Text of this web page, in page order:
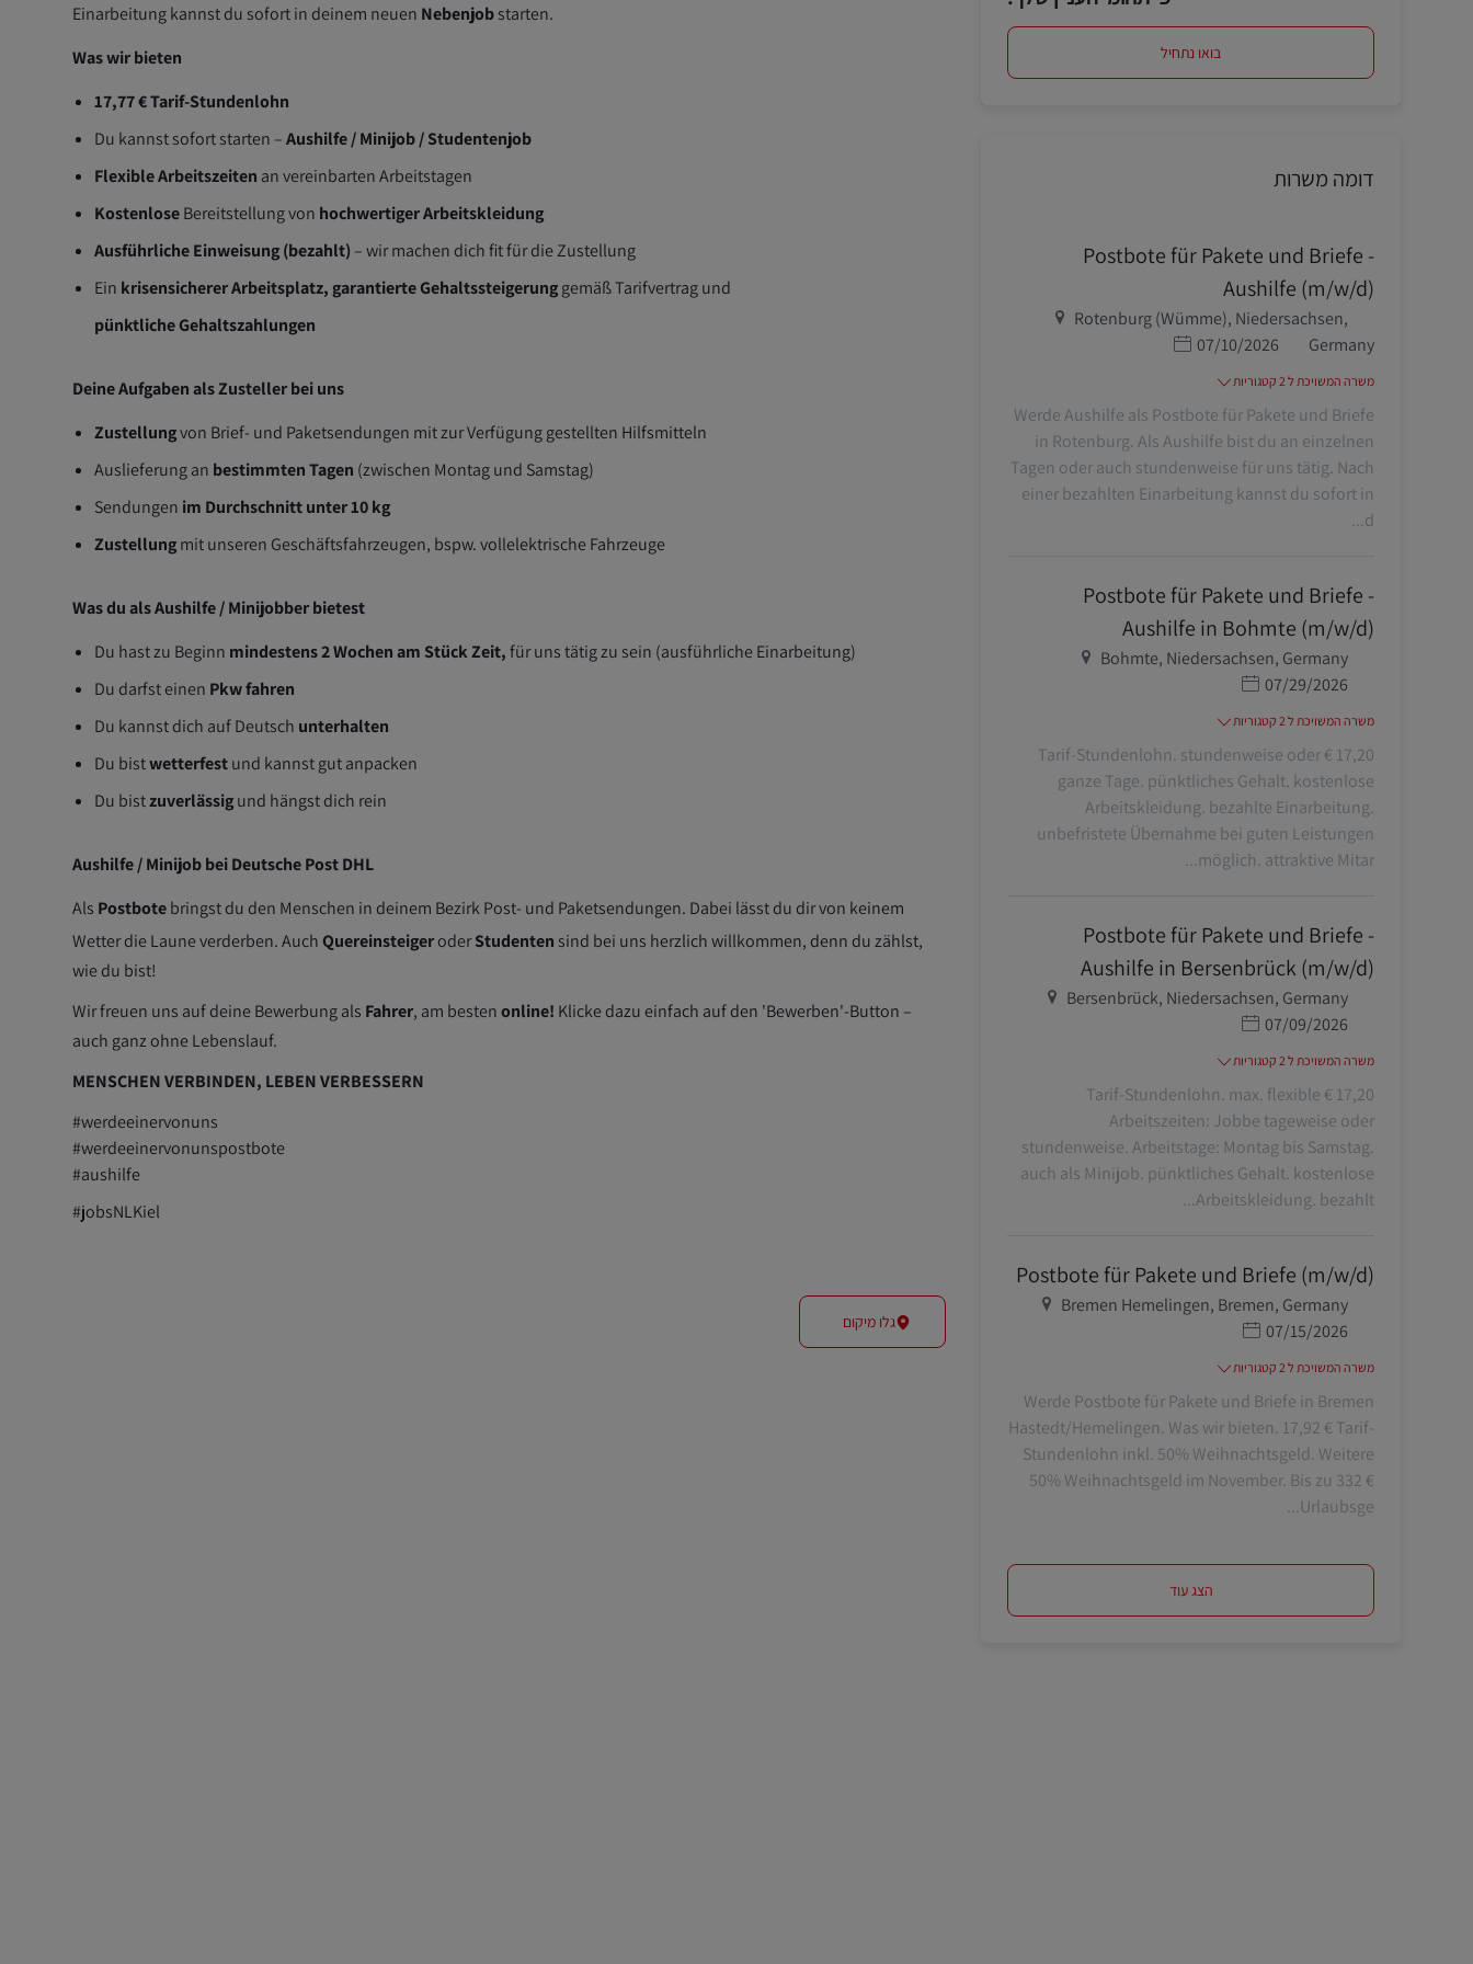
Einarbeitung kannst du sofort in deinem neuen Nebenjobstarten.
Was wir bieten
17,77 € Tarif-Stundenlohn
Du kannst sofort starten –Aushilfe / Minijob / Studentenjob
Flexible Arbeitszeiten an vereinbarten Arbeitstagen
KostenloseBereitstellung von hochwertiger Arbeitskleidung
Ausführliche Einweisung (bezahlt) – wir machen dich fit für die Zustellung
Ein krisensicherer Arbeitsplatz, garantierte Gehaltssteigerunggemäß Tarifvertrag und
pünktliche Gehaltszahlungen
Deine Aufgaben als Zusteller bei uns
Zustellungvon Brief- und Paketsendungen mit zur Verfügung gestellten Hilfsmitteln
Auslieferung an bestimmten Tagen (zwischen Montag und Samstag)
Sendungen im Durchschnitt unter 10 kg
Zustellungmit unseren Geschäftsfahrzeugen, bspw. vollelektrische Fahrzeuge
Was du als Aushilfe / Minijobber bietest
Du hast zu Beginn mindestens 2 Wochen am Stück Zeit,für uns tätig zu sein (ausführliche Einarbeitung)
Du darfst einen Pkw fahren
Du kannst dich auf Deutsch unterhalten
Du bistwetterfestund kannst gut anpacken
Du bistzuverlässigund hängst dich rein
Aushilfe / Minijob bei Deutsche Post DHL
Als Postbotebringst du den Menschen in deinem Bezirk Post- und Paketsendungen. Dabei lässt du dir von keinem
Wetter die Laune verderben. AuchQuereinsteigeroderStudenten sind bei uns herzlich willkommen, denn du zählst,
wie du bist!
Wir freuen uns auf deine Bewerbung als Fahrer, am bestenonline! Klicke dazu einfach auf den 'Bewerben'-Button –
auch ganz ohne Lebenslauf.
MENSCHEN VERBINDEN, LEBEN VERBESSERN
#werdeeinervonuns
#werdeeinervonunspostbote
#aushilfe
#jobsNLKiel
גלו מיקום
בואו נתחיל
דומה משרות
Postbote für Pakete und Briefe -
Aushilfe (m/w/d)
מיקום
Rotenburg (Wümme), Niedersachsen,
Germany
תאריך פרסום
07/10/2026
משרה המשויכת ל 2 קטגוריות
Werde Aushilfe als Postbote für Pakete und Briefe
in Rotenburg. Als Aushilfe bist du an einzelnen
Tagen oder auch stundenweise für uns tätig. Nach
einer bezahlten Einarbeitung kannst du sofort in
d...
Postbote für Pakete und Briefe -
Aushilfe in Bohmte (m/w/d)
מיקום
Bohmte, Niedersachsen, Germany
תאריך פרסום
07/29/2026
משרה המשויכת ל 2 קטגוריות
17,20 € Tarif-Stundenlohn. stundenweise oder
ganze Tage. pünktliches Gehalt. kostenlose
Arbeitskleidung. bezahlte Einarbeitung.
unbefristete Übernahme bei guten Leistungen
möglich. attraktive Mitar...
Postbote für Pakete und Briefe -
Aushilfe in Bersenbrück (m/w/d)
מיקום
Bersenbrück, Niedersachsen, Germany
תאריך פרסום
07/09/2026
משרה המשויכת ל 2 קטגוריות
17,20 € Tarif-Stundenlohn. max. flexible
Arbeitszeiten: Jobbe tageweise oder
stundenweise. Arbeitstage: Montag bis Samstag.
auch als Minijob. pünktliches Gehalt. kostenlose
Arbeitskleidung. bezahlt...
Postbote für Pakete und Briefe (m/w/d)
מיקום
Bremen Hemelingen, Bremen, Germany
תאריך פרסום
07/15/2026
משרה המשויכת ל 2 קטגוריות
Werde Postbote für Pakete und Briefe in Bremen
Hastedt/Hemelingen. Was wir bieten. 17,92 € Tarif-
Stundenlohn inkl. 50% Weihnachtsgeld. Weitere
50% Weihnachtsgeld im November. Bis zu 332 €
Urlaubsge...
הצג עוד